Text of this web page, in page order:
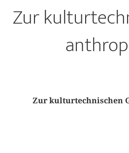
Zur
Zur kulturtechnischen